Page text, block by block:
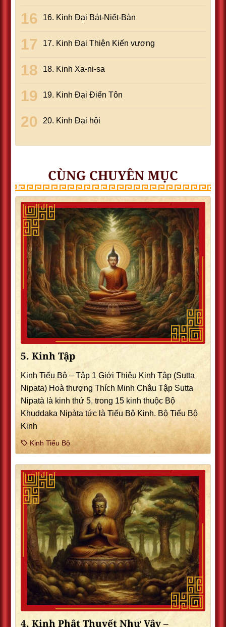
16. Kinh Ðại Bát-Niết-Bàn
17. Kinh Ðại Thiện Kiến vương
18. Kinh Xa-ni-sa
19. Kinh Ðại Ðiển Tôn
20. Kinh Ðại hội
CÙNG CHUYÊN MỤC
5. Kinh Tập
Kinh Tiểu Bộ – Tập 1 Giới Thiệu Kinh Tập (Sutta
Nipata) Hoà thượng Thích Minh Châu Tập Sutta
Nipatà là kinh thứ 5, trong 15 kinh thuộc Bộ
Khuddaka Nipàta tức là Tiểu Bộ Kinh. Bộ Tiểu Bộ
Kinh
Kinh Tiểu Bộ
4. Kinh Phật Thuyết Như Vậy –